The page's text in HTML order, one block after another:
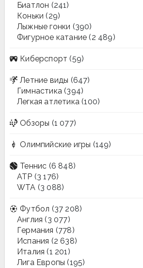
Биатлон (241)
Коньки (29)
Лыжные гонки (390)
Фигурное катание (2 489)
Киберспорт (59)
Летние виды (647)
Гимнастика (394)
Легкая атлетика (100)
Обзоры (1 077)
Олимпийские игры (149)
Теннис (6 848)
ATP (3 176)
WTA (3 088)
Футбол (37 208)
Англия (3 077)
Германия (778)
Испания (2 638)
Италия (1 201)
Лига Европы (195)